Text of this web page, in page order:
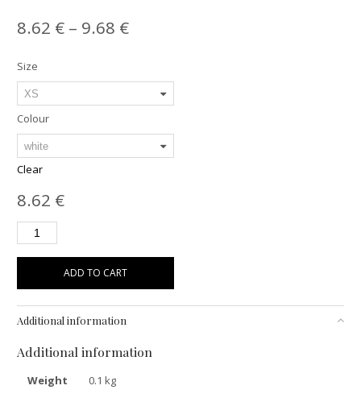
8.62 € – 9.68 €
Size
Colour
Clear
8.62 €
ADD TO CART
Additional information
Additional information
Weight
0.1 kg